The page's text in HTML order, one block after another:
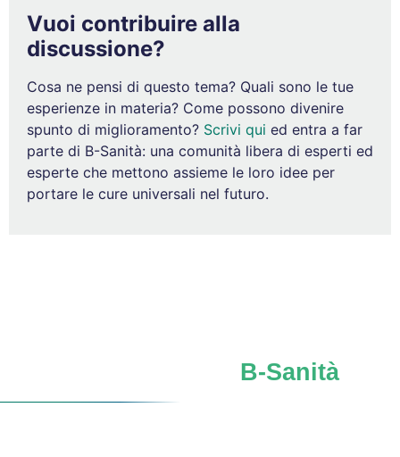
Vuoi contribuire alla
discussione?
Cosa ne pensi di questo tema? Quali sono le tue
esperienze in materia? Come possono divenire
spunto di miglioramento? Scrivi qui ed entra a far
parte di B-Sanità: una comunità libera di esperti ed
esperte che mettono assieme le loro idee per
portare le cure universali nel futuro.
B-Sanità